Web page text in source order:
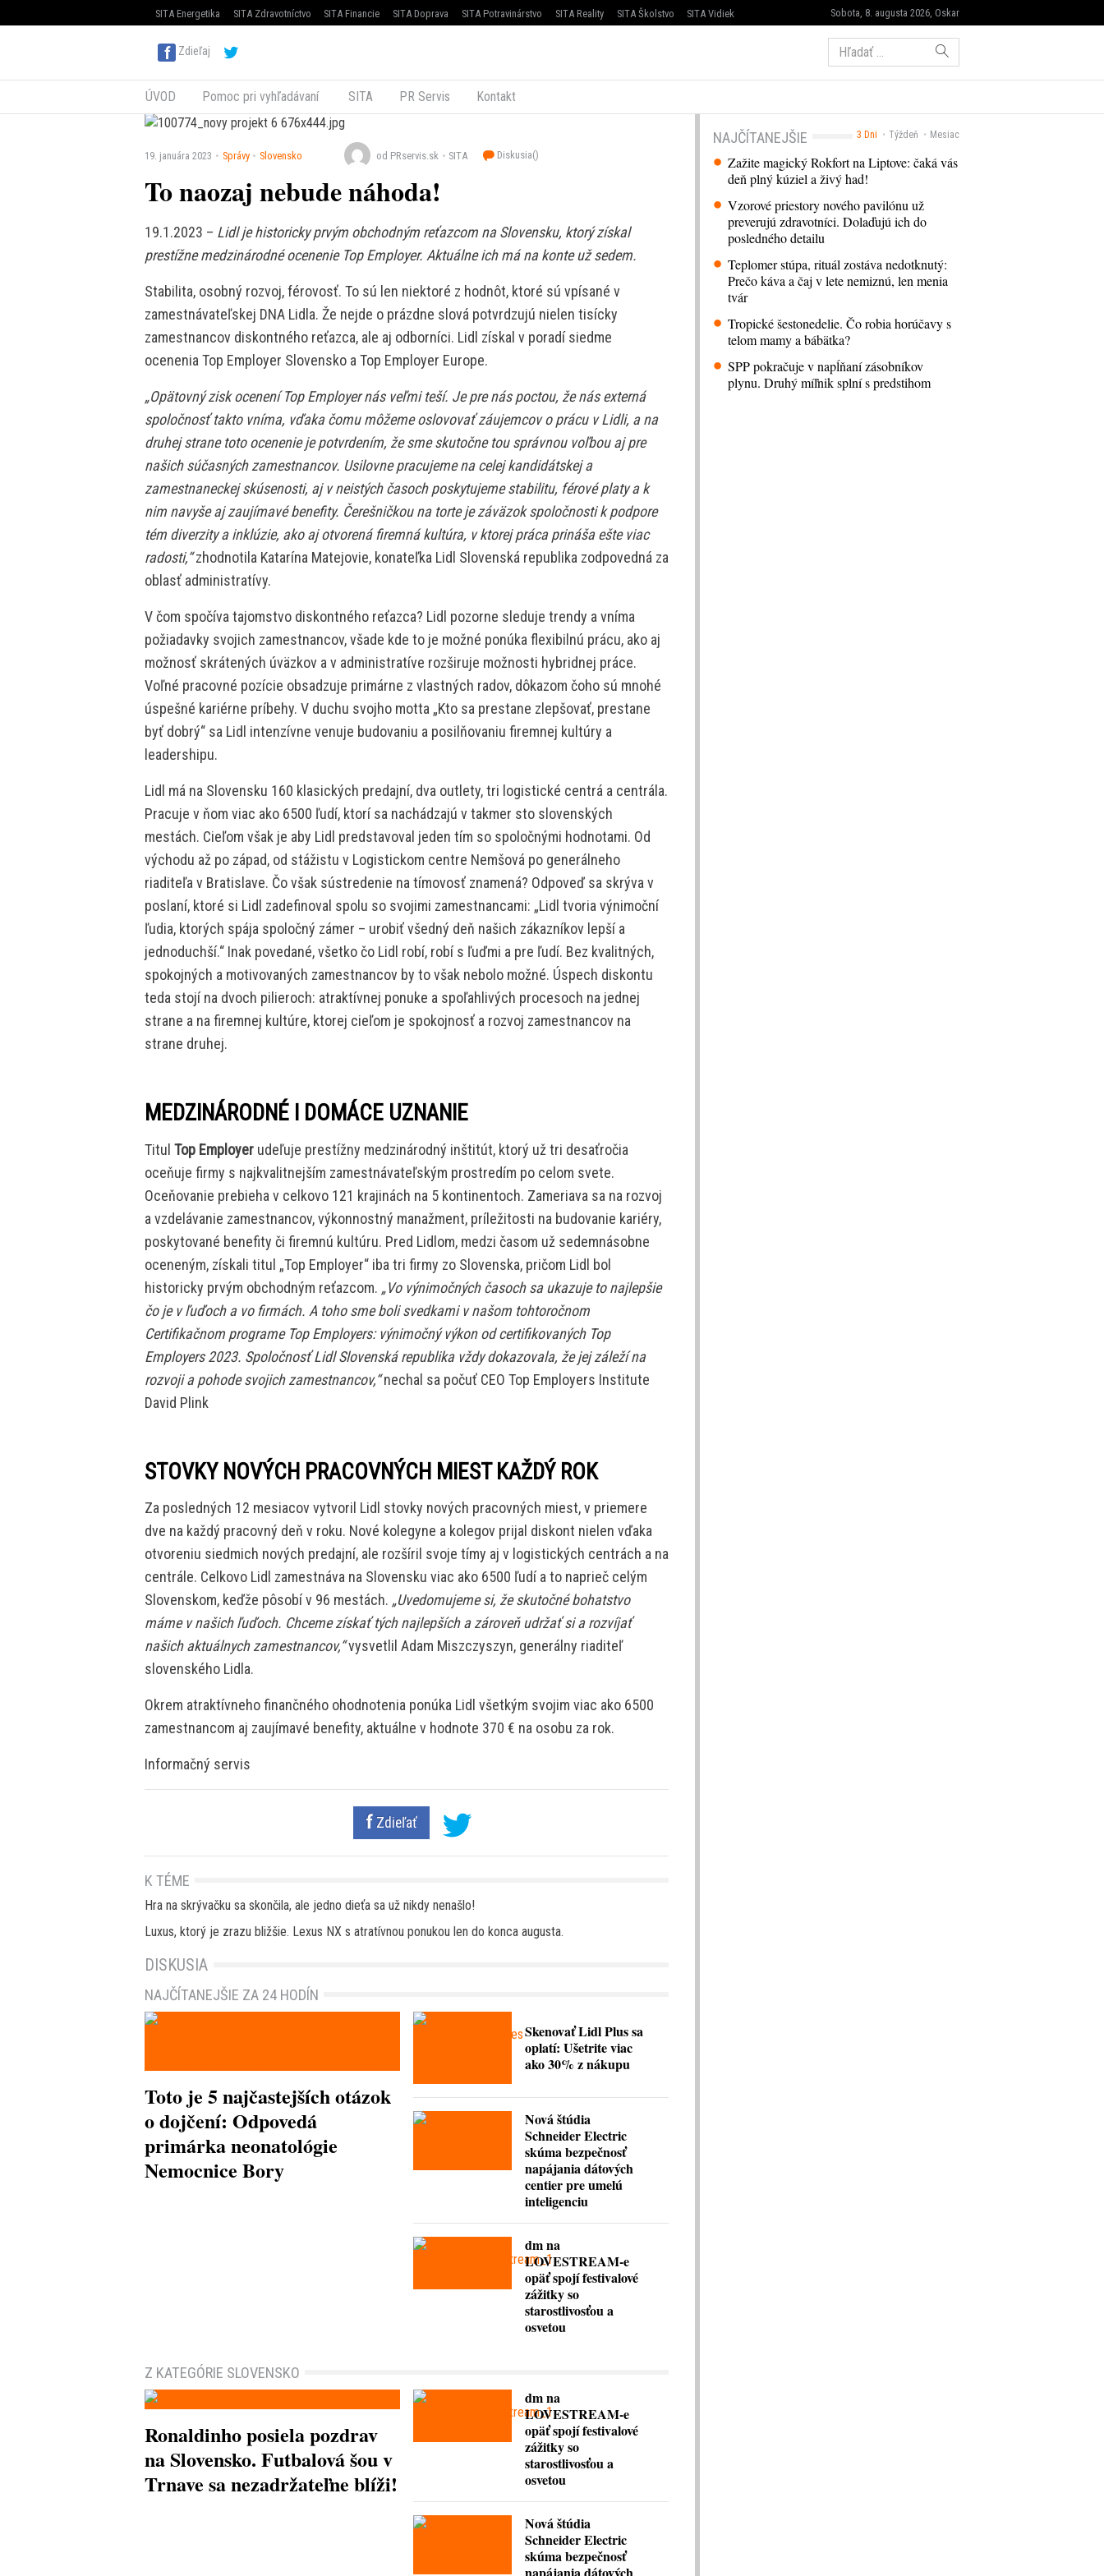
Sobota, 8. augusta 2026, Oskar
SITA Energetika SITA Zdravotníctvo SITA Financie SITA Doprava SITA Potravinárstvo SITA Reality SITA Školstvo SITA Vidiek
Zdieľaj Hľadať:
ÚVOD Pomoc pri vyhľadávaní SITA PR Servis Kontakt
19. januára 2023 Správy Slovensko od PRservis.sk SITA Diskusia()
To naozaj nebude náhoda!
19.1.2023 – Lidl je historicky prvým obchodným reťazcom na Slovensku, ktorý získal
prestížne medzinárodné ocenenie Top Employer. Aktuálne ich má na konte už sedem.
Stabilita, osobný rozvoj, férovosť. To sú len niektoré z hodnôt, ktoré sú vpísané v
zamestnávateľskej DNA Lidla. Že nejde o prázdne slová potvrdzujú nielen tisícky
zamestnancov diskontného reťazca, ale aj odborníci. Lidl získal v poradí siedme
ocenenia Top Employer Slovensko a Top Employer Europe.
„Opätovný zisk ocenení Top Employer nás veľmi teší. Je pre nás poctou, že nás externá
spoločnosť takto vníma, vďaka čomu môžeme oslovovať záujemcov o prácu v Lidli, a na
druhej strane toto ocenenie je potvrdením, že sme skutočne tou správnou voľbou aj pre
našich súčasných zamestnancov. Usilovne pracujeme na celej kandidátskej a
zamestnaneckej skúsenosti, aj v neistých časoch poskytujeme stabilitu, férové platy a k
nim navyše aj zaujímavé benefity. Čerešničkou na torte je záväzok spoločnosti k podpore
tém diverzity a inklúzie, ako aj otvorená firemná kultúra, v ktorej práca prináša ešte viac
radosti,“zhodnotila Katarína Matejovie, konateľka Lidl Slovenská republika zodpovedná za
oblasť administratívy.
V čom spočíva tajomstvo diskontného reťazca? Lidl pozorne sleduje trendy a vníma
požiadavky svojich zamestnancov, všade kde to je možné ponúka flexibilnú prácu, ako aj
možnosť skrátených úväzkov a v administratíve rozširuje možnosti hybridnej práce.
Voľné pracovné pozície obsadzuje primárne z vlastných radov, dôkazom čoho sú mnohé
úspešné kariérne príbehy. V duchu svojho motta „Kto sa prestane zlepšovať, prestane
byť dobrý“ sa Lidl intenzívne venuje budovaniu a posilňovaniu firemnej kultúry a
leadershipu.
Lidl má na Slovensku 160 klasických predajní, dva outlety, tri logistické centrá a centrála.
Pracuje v ňom viac ako 6500 ľudí, ktorí sa nachádzajú v takmer sto slovenských
mestách. Cieľom však je aby Lidl predstavoval jeden tím so spoločnými hodnotami. Od
východu až po západ, od stážistu v Logistickom centre Nemšová po generálneho
riaditeľa v Bratislave. Čo však sústredenie na tímovosť znamená? Odpoveď sa skrýva v
poslaní, ktoré si Lidl zadefinoval spolu so svojimi zamestnancami: „Lidl tvoria výnimoční
ľudia, ktorých spája spoločný zámer – urobiť všedný deň našich zákazníkov lepší a
jednoduchší.“ Inak povedané, všetko čo Lidl robí, robí s ľuďmi a pre ľudí. Bez kvalitných,
spokojných a motivovaných zamestnancov by to však nebolo možné. Úspech diskontu
teda stojí na dvoch pilieroch: atraktívnej ponuke a spoľahlivých procesoch na jednej
strane a na firemnej kultúre, ktorej cieľom je spokojnosť a rozvoj zamestnancov na
strane druhej.
MEDZINÁRODNÉ I DOMÁCE UZNANIE
Titul Top Employer udeľuje prestížny medzinárodný inštitút, ktorý už tri desaťročia
oceňuje firmy s najkvalitnejším zamestnávateľským prostredím po celom svete.
Oceňovanie prebieha v celkovo 121 krajinách na 5 kontinentoch. Zameriava sa na rozvoj
a vzdelávanie zamestnancov, výkonnostný manažment, príležitosti na budovanie kariéry,
poskytované benefity či firemnú kultúru. Pred Lidlom, medzi časom už sedemnásobne
oceneným, získali titul „Top Employer“ iba tri firmy zo Slovenska, pričom Lidl bol
historicky prvým obchodným reťazcom. „Vo výnimočných časoch sa ukazuje to najlepšie
čo je v ľuďoch a vo firmách. A toho sme boli svedkami v našom tohtoročnom
Certifikačnom programe Top Employers: výnimočný výkon od certifikovaných Top
Employers 2023. Spoločnosť Lidl Slovenská republika vždy dokazovala, že jej záleží na
rozvoji a pohode svojich zamestnancov,“nechal sa počuť CEO Top Employers Institute
David Plink
STOVKY NOVÝCH PRACOVNÝCH MIEST KAŽDÝ ROK
Za posledných 12 mesiacov vytvoril Lidl stovky nových pracovných miest, v priemere
dve na každý pracovný deň v roku. Nové kolegyne a kolegov prijal diskont nielen vďaka
otvoreniu siedmich nových predajní, ale rozšíril svoje tímy aj v logistických centrách a na
centrále. Celkovo Lidl zamestnáva na Slovensku viac ako 6500 ľudí a to naprieč celým
Slovenskom, keďže pôsobí v 96 mestách. „Uvedomujeme si, že skutočné bohatstvo
máme v našich ľuďoch. Chceme získať tých najlepších a zároveň udržať si a rozvíjať
našich aktuálnych zamestnancov,“vysvetlil Adam Miszczyszyn, generálny riaditeľ
slovenského Lidla.
Okrem atraktívneho finančného ohodnotenia ponúka Lidl všetkým svojim viac ako 6500
zamestnancom aj zaujímavé benefity, aktuálne v hodnote 370 € na osobu za rok.
Informačný servis
Zdieľať
3 Dni Týždeň Mesiac
NAJČÍTANEJŠIE
Zažite magický Rokfort na Liptove: čaká vás
deň plný kúziel a živý had!
Vzorové priestory nového pavilónu už
preverujú zdravotníci. Dolaďujú ich do
posledného detailu
Teplomer stúpa, rituál zostáva nedotknutý:
Prečo káva a čaj v lete nemiznú, len menia
tvár
Tropické šestonedelie. Čo robia horúčavy s
telom mamy a bábätka?
SPP pokračuje v napĺňaní zásobníkov
plynu. Druhý míľnik splní s predstihom
K TÉME
Hra na skrývačku sa skončila, ale jedno dieťa sa už nikdy nenašlo!
Luxus, ktorý je zrazu bližšie. Lexus NX s atratívnou ponukou len do konca augusta.
DISKUSIA
NAJČÍTANEJŠIE ZA 24 HODÍN
Toto je 5 najčastejších otázok
o dojčení: Odpovedá
primárka neonatológie
Nemocnice Bory
Skenovať Lidl Plus sa
oplatí: Ušetrite viac
ako 30% z nákupu
Nová štúdia
Schneider Electric
skúma bezpečnosť
napájania dátových
centier pre umelú
inteligenciu
dm na
LOVESTREAM-e
opäť spojí festivalové
zážitky so
starostlivosťou a
osvetou
Z KATEGÓRIE SLOVENSKO
Ronaldinho posiela pozdrav
na Slovensko. Futbalová šou v
Trnave sa nezadržateľne blíži!
dm na
LOVESTREAM-e
opäť spojí festivalové
zážitky so
starostlivosťou a
osvetou
Nová štúdia
Schneider Electric
skúma bezpečnosť